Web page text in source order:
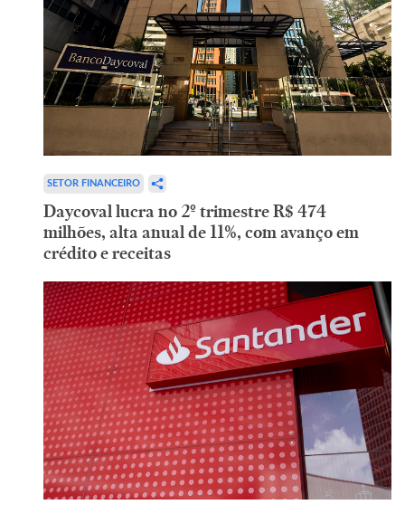
SETOR FINANCEIRO
Daycoval lucra no 2º trimestre R$ 474
milhões, alta anual de 11%, com avanço em
crédito e receitas